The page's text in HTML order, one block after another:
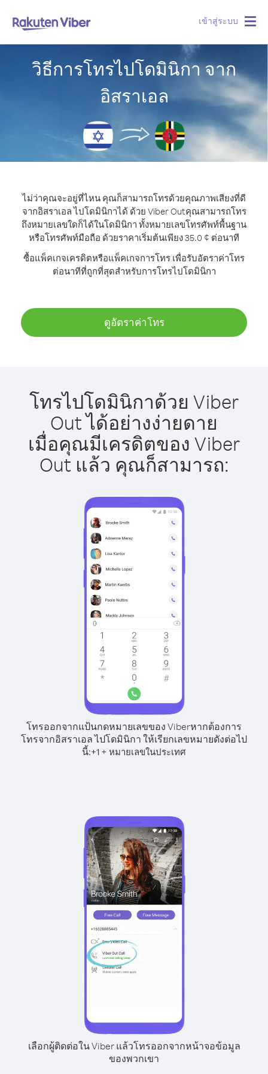
เข้าสู่ระบบ
วิธีการโทรไปโดมินิกา จาก
อิสราเอล
ไม่ว่าคุณจะอยู่ที่ไหน คุณก็สามารถโทรด้วยคุณภาพเสียงที่ดี
จากอิสราเอล ไปโดมินิกาได้ ด้วย Viber Outคุณสามารถโทร
ถึงหมายเลขใดก็ได้ในโดมินิกา ทั้งหมายเลขโทรศัพท์พื้นฐาน
หรือโทรศัพท์มือถือ ด้วยราคาเริ่มต้นเพียง 35.0 ¢ ต่อนาที
ซื้อแพ็คเกจเครดิตหรือแพ็คเกจการโทร เพื่อรับอัตราค่าโทร
ต่อนาทีที่ถูกที่สุดสำหรับการโทรไปโดมินิกา
ดูอัตราค่าโทร
โทรไปโดมินิกาด้วย Viber
Out ได้อย่างง่ายดาย
เมื่อคุณมีเครดิตของ Viber
Out แล้ว คุณก็สามารถ:
โทรออกจากแป้นกดหมายเลขของ Viberหากต้องการ
โทรจากอิสราเอล ไปโดมินิกา ให้เรียกเลขหมายดังต่อไป
นี้:+1 + หมายเลขในประเทศ
เลือกผู้ติดต่อใน Viber แล้วโทรออกจากหน้าจอข้อมูล
ของพวกเขา